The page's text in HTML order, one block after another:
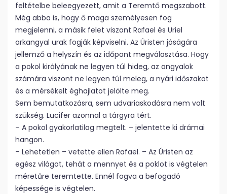
feltételbe beleegyezett, amit a Teremtő megszabott.
Még abba is, hogy ő maga személyesen fog
megjelenni, a másik felet viszont Rafael és Uriel
arkangyal urak fogják képviselni. Az Úristen jóságára
jellemző a helyszín és az időpont megválasztása. Hogy
a pokol királyának ne legyen túl hideg, az angyalok
számára viszont ne legyen túl meleg, a nyári időszakot
és a mérsékelt éghajlatot jelölte meg.
Sem bemutatkozásra, sem udvariaskodásra nem volt
szükség. Lucifer azonnal a tárgyra tért.
– A pokol gyakorlatilag megtelt. – jelentette ki drámai
hangon.
– Lehetetlen – vetette ellen Rafael. – Az Úristen az
egész világot, tehát a mennyet és a poklot is végtelen
méretűre teremtette. Ennél fogva a befogadó
képessége is végtelen.